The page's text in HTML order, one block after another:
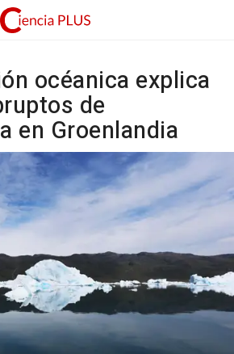
océanica explica
de
en Groenlandia